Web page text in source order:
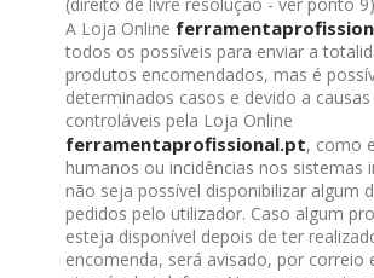
A Loja Online
todos os possíveis para enviar a
produtos encomendados, mas é
determinados casos e devido a
controláveis pela Loja Online
ferramentaprofissional.pt, como
humanos ou incidências nos sistemas
não seja possível disponibilizar algum
pedidos pelo utilizador. Caso algum
esteja disponível depois de ter
encomenda, será avisado, por correio